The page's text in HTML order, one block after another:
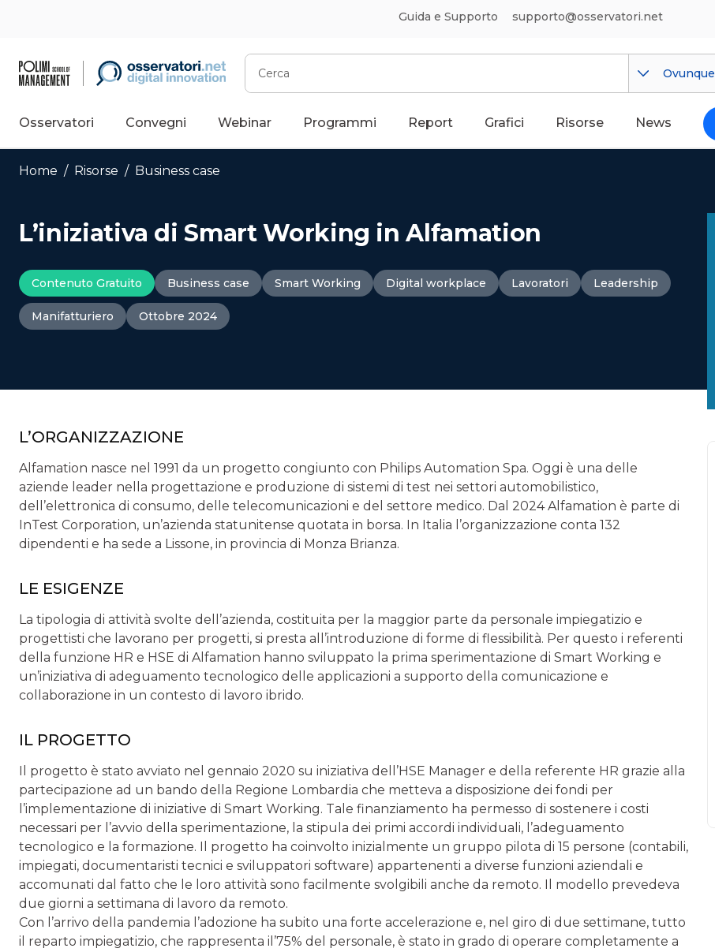
Guida e Supporto supporto@osservatori.net
Cerca
Ovunque
Osservatori Convegni Webinar Programmi Report Grafici Risorse News
Home / Risorse / Business case
L’iniziativa di Smart Working in Alfamation
Contenuto Gratuito Business case Smart Working Digital workplace Lavoratori Leadership
Manifatturiero Ottobre 2024
L’ORGANIZZAZIONE
Alfamation nasce nel 1991 da un progetto congiunto con Philips Automation Spa. Oggi è una delle
aziende leader nella progettazione e produzione di sistemi di test nei settori automobilistico,
dell’elettronica di consumo, delle telecomunicazioni e del settore medico. Dal 2024 Alfamation è parte di
InTest Corporation, un’azienda statunitense quotata in borsa. In Italia l’organizzazione conta 132
dipendenti e ha sede a Lissone, in provincia di Monza Brianza.
LE ESIGENZE
La tipologia di attività svolte dell’azienda, costituita per la maggior parte da personale impiegatizio e
progettisti che lavorano per progetti, si presta all’introduzione di forme di flessibilità. Per questo i referenti
della funzione HR e HSE di Alfamation hanno sviluppato la prima sperimentazione di Smart Working e
un’iniziativa di adeguamento tecnologico delle applicazioni a supporto della comunicazione e
collaborazione in un contesto di lavoro ibrido.
IL PROGETTO
Il progetto è stato avviato nel gennaio 2020 su iniziativa dell’HSE Manager e della referente HR grazie alla
partecipazione ad un bando della Regione Lombardia che metteva a disposizione dei fondi per
l’implementazione di iniziative di Smart Working. Tale finanziamento ha permesso di sostenere i costi
necessari per l’avvio della sperimentazione, la stipula dei primi accordi individuali, l’adeguamento
tecnologico e la formazione. Il progetto ha coinvolto inizialmente un gruppo pilota di 15 persone (contabili,
impiegati, documentaristi tecnici e sviluppatori software) appartenenti a diverse funzioni aziendali e
accomunati dal fatto che le loro attività sono facilmente svolgibili anche da remoto. Il modello prevedeva
due giorni a settimana di lavoro da remoto.
Con l’arrivo della pandemia l’adozione ha subito una forte accelerazione e, nel giro di due settimane, tutto
il reparto impiegatizio, che rappresenta il’75% del personale, è stato in grado di operare completamente a